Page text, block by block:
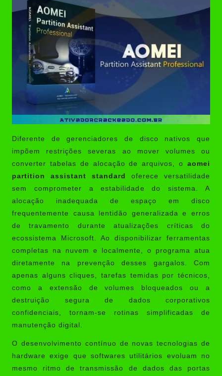
Diferente de gerenciadores de disco nativos que
impõem restrições severas ao mover volumes ou
converter tabelas de alocação de arquivos, o aomei
partition assistant standard
oferece versatilidade
sem comprometer a estabilidade do sistema. A
alocação inadequada de espaço em disco
frequentemente causa lentidão generalizada e erros
de travamento durante atualizações críticas do
ecossistema Microsoft. Ao disponibilizar ferramentas
completas na nuvem e localmente, o programa atua
diretamente na prevenção desses gargalos. Com
apenas alguns cliques, tarefas temidas por técnicos,
como a extensão de volumes bloqueados ou a
destruição segura de dados corporativos
confidenciais, tornam-se rotinas simplificadas de
manutenção digital.
O desenvolvimento contínuo de novas tecnologias de
hardware exige que softwares utilitários evoluam no
mesmo ritmo de transmissão de dados das portas